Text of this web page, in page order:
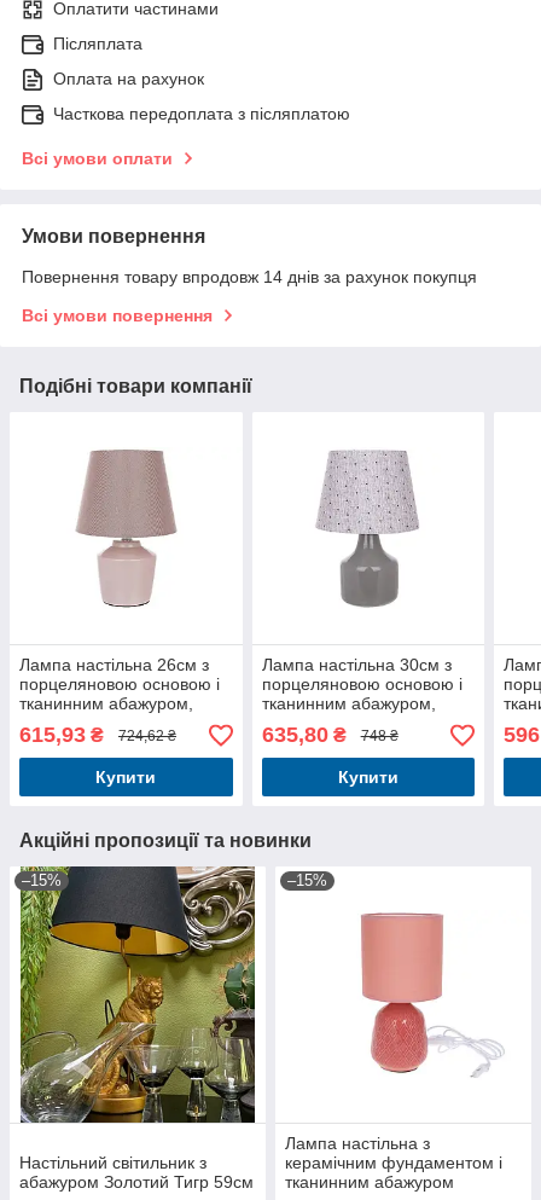
Оплатити частинами
Післяплата
Оплата на рахунок
Часткова передоплата з післяплатою
Всі умови оплати
Умови повернення
Повернення товару впродовж 14 днів за рахунок покупця
Всі умови повернення
Подібні товари компанії
Лампа настільна 26см з
порцеляновою основою і
тканинним абажуром,
колір - пудровий
615,93 ₴ 724,62 ₴
Купити
Лампа настільна 30см з
порцеляновою основою і
тканинним абажуром,
колір - сірий
635,80₴ 748 ₴
Купити
Акційні пропозиції та новинки
–15%
Настільний світильник з
абажуром Золотий Тигр 59см
–15%
Лампа настільна з
керамічним фундаментом і
тканинним абажуром